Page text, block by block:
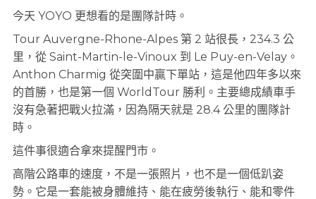
今天 YOYO 更想看的是團隊計時。
Tour Auvergne-Rhone-Alpes 第 2 站很長，234.3 公
里，從 Saint-Martin-le-Vinoux 到 Le Puy-en-Velay。
Anthon Charmig 從突圍中贏下單站，這是他四年多以來
的首勝，也是第一個 WorldTour 勝利。主要總成績車手
沒有急著把戰火拉滿，因為隔天就是 28.4 公里的團隊計
時。
這件事很適合拿來提醒門市。
高階公路車的速度，不是一張照片，也不是一個低趴姿
勢。它是一套能被身體維持、能在疲勞後執行、能和零件